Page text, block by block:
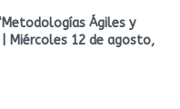
Ágiles y
| Miércoles 12 de agosto,